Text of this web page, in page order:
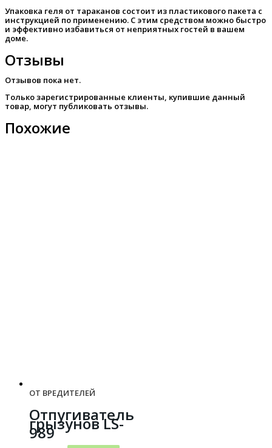
Упаковка геля от тараканов состоит из пластикового пакета с
инструкцией по применению. С этим средством можно быстро
и эффективно избавиться от неприятных гостей в вашем
доме.
Отзывы
Отзывов пока нет.
Только зарегистрированные клиенты, купившие данный
товар, могут публиковать отзывы.
Похожие
ОТ ВРЕДИТЕЛЕЙ
Отпугиватель
грызунов LS-
989